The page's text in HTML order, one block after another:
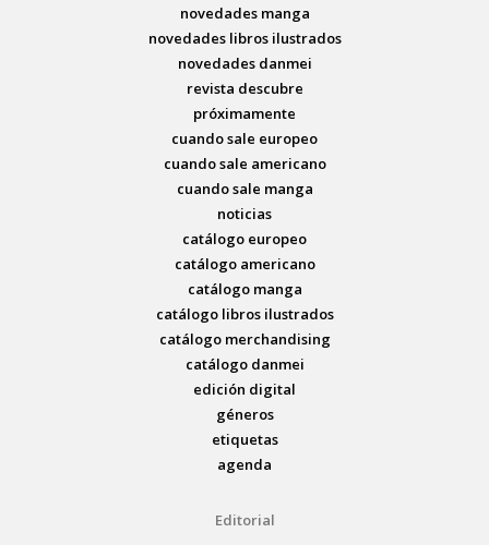
novedades manga
novedades libros ilustrados
novedades danmei
revista descubre
próximamente
cuando sale europeo
cuando sale americano
cuando sale manga
noticias
catálogo europeo
catálogo americano
catálogo manga
catálogo libros ilustrados
catálogo merchandising
catálogo danmei
edición digital
géneros
etiquetas
agenda
Editorial